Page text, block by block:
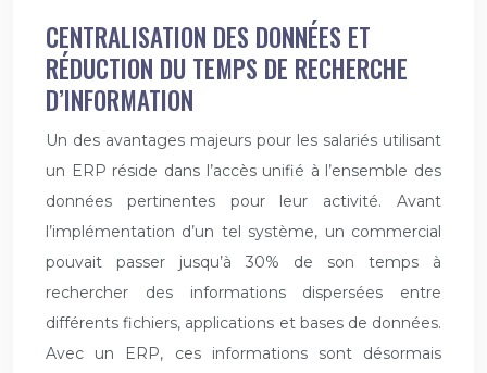
CENTRALISATION DES DONNÉES ET
RÉDUCTION DU TEMPS DE RECHERCHE
D’INFORMATION
Un des avantages majeurs pour les salariés utilisant
un ERP réside dans l’accès unifié à l’ensemble des
données pertinentes pour leur activité. Avant
l’implémentation d’un tel système, un commercial
pouvait passer jusqu’à 30% de son temps à
rechercher des informations dispersées entre
différents fichiers, applications et bases de données.
Avec un ERP, ces informations sont désormais